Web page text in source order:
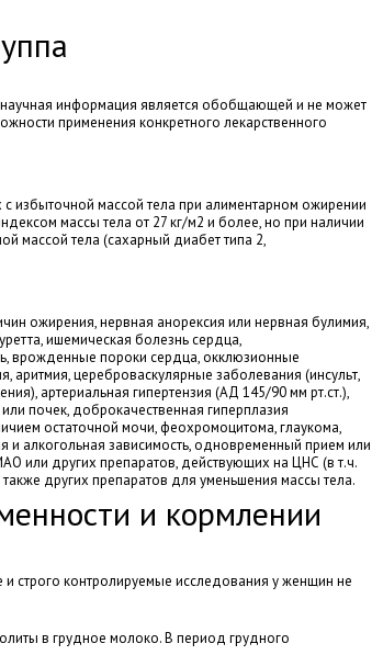
информация является обобщающей и не может
применения конкретного лекарственного
массой тела при алиментарном ожирении
массы тела от 27 кг/м2 и более, но при наличии
массой тела (сахарный диабет типа 2,
ожирения, нервная анорексия или нервная булимия,
ишемическая болезнь сердца,
врожденные пороки сердца, окклюзионные
аритмия, цереброваскулярные заболевания (инсульт,
артериальная гипертензия (АД 145/90 мм рт.ст.),
почек, доброкачественная гиперплазия
остаточной мочи, феохромоцитома, глаукома,
и алкогольная зависимость, одновременный прием или
или других препаратов, действующих на ЦНС (в т.ч.
других препаратов для уменьшения массы тела.
и кормлении
строго контролируемые исследования у женщин не
в грудное молоко. В период грудного